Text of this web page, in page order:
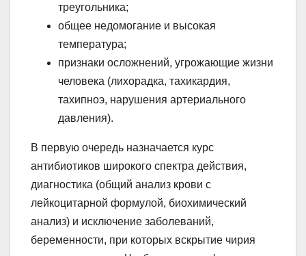
треугольника;
общее недомогание и высокая
температура;
признаки осложнений, угрожающие жизни
человека (лихорадка, тахикардия,
тахипноэ, нарушения артериального
давления).
В первую очередь назначается курс
антибиотиков широкого спектра действия,
диагностика (общий анализ крови с
лейкоцитарной формулой, биохимический
анализ) и исключение заболеваний,
беременности, при которых вскрытие чирия